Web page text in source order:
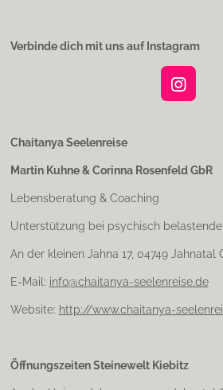
Verbinde dich mit uns auf Instagram
I
g
m
Chaitanya Seelenreise
Martin Kuhne & Corinna Rosenfeld GbR
Lebensberatung & Coaching
Unterstützung bei psychisch
An der kleinen Jahna 17, 04749 Jahnatal
E-Mail: info@chaitanya-seelenreise.de
Website: http://www.chaitanya-
Öffnungszeiten Steinewelt Kiebitz